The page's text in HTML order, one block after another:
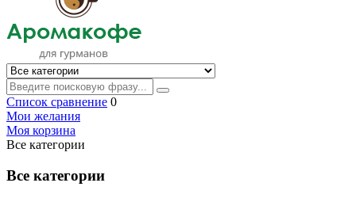
Список сравнение 0
Мои желания
Моя корзина
Все категории
Все категории